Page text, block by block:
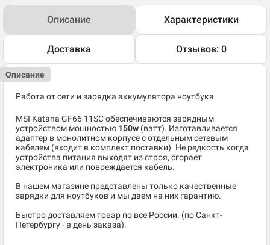
Описание Характеристики
Доставка Отзывов: 0
Описание
Работа от сети и зарядка аккумулятора ноутбука
MSI Katana GF66 11SC обеспечиваются зарядным
устройством мощностью 150w (ватт). Изготавливается
адаптер в монолитном корпусе с отдельным сетевым
кабелем (входит в комплект поставки). Не редкость когда
устройства питания выходят из строя, сгорает
электроника или повреждается кабель.
В нашем магазине представлены только качественные
зарядки для ноутбуков и мы даем на них гарантию.
Быстро доставляем товар по все России. (по Санкт-
Петербургу - в день заказа).